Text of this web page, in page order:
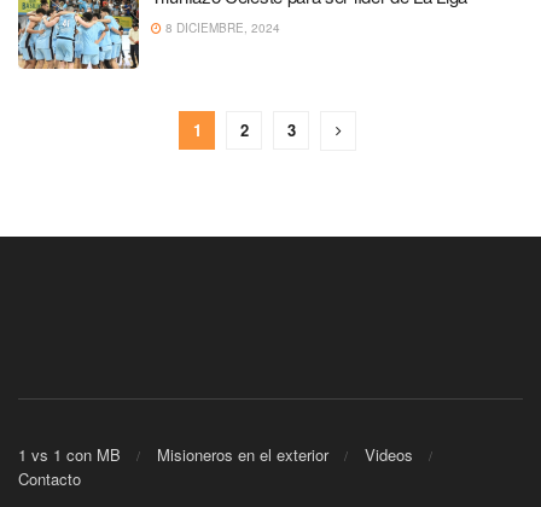
8 DICIEMBRE, 2024
1 2 3
1 vs 1 con MB Misioneros en el exterior
Videos
Contacto